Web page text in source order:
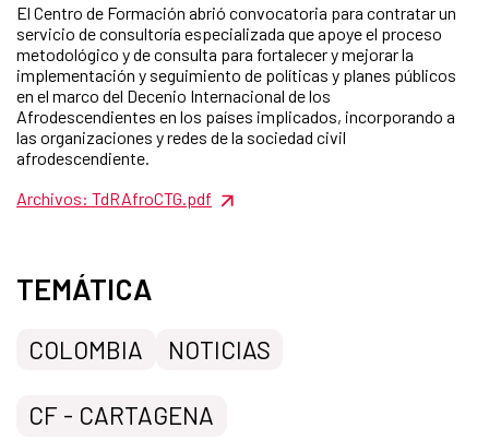
El Centro de Formación abrió convocatoria para contratar un
servicio de consultoría especializada que apoye el proceso
metodológico y de consulta para fortalecer y mejorar la
implementación y seguimiento de políticas y planes públicos
en el marco del Decenio Internacional de los
Afrodescendientes en los países implicados, incorporando a
las organizaciones y redes de la sociedad civil
afrodescendiente.
Archivos: TdRAfroCTG.pdf
TEMÁTICA
COLOMBIA NOTICIAS
CF - CARTAGENA